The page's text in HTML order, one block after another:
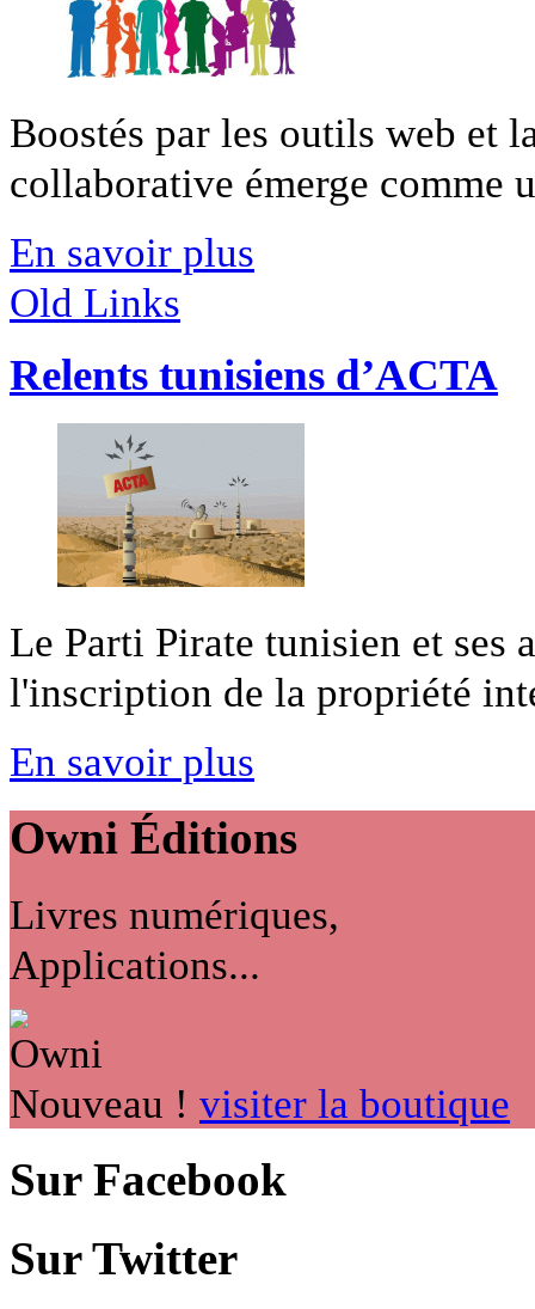
Boostés par les outils web et
collaborative émerge comme
En savoir plus
Old Links
Relents tunisiens d’ACTA
Le Parti Pirate tunisien et ses
l'inscription de la propriété
En savoir plus
Owni Éditions
Livres numériques,
Applications...
Nouveau ! visiter la boutique
Sur Facebook
Sur Twitter